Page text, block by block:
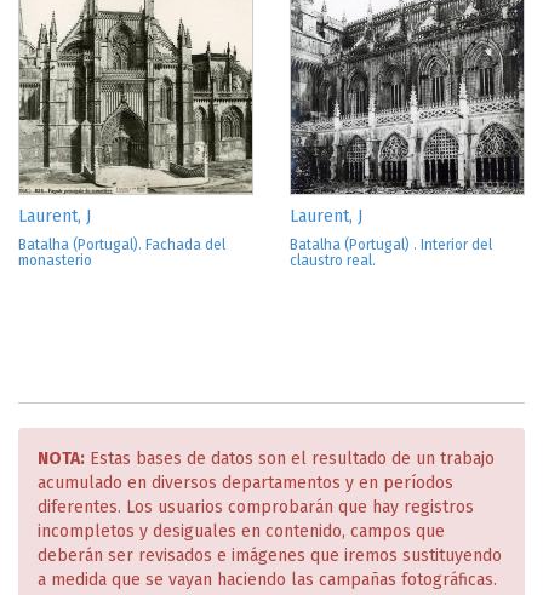
Laurent, J
Batalha (Portugal). Fachada del
monasterio
Laurent, J
Batalha (Portugal) . Interior del
claustro real.
NOTA: Estas bases de datos son el resultado de un trabajo
acumulado en diversos departamentos y en períodos
diferentes. Los usuarios comprobarán que hay registros
incompletos y desiguales en contenido, campos que
deberán ser revisados e imágenes que iremos sustituyendo
a medida que se vayan haciendo las campañas fotográficas.